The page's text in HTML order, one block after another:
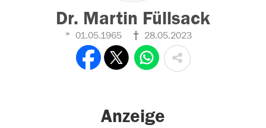
Dr. Martin Füllsack
01.05.1965 28.05.2023
Anzeige